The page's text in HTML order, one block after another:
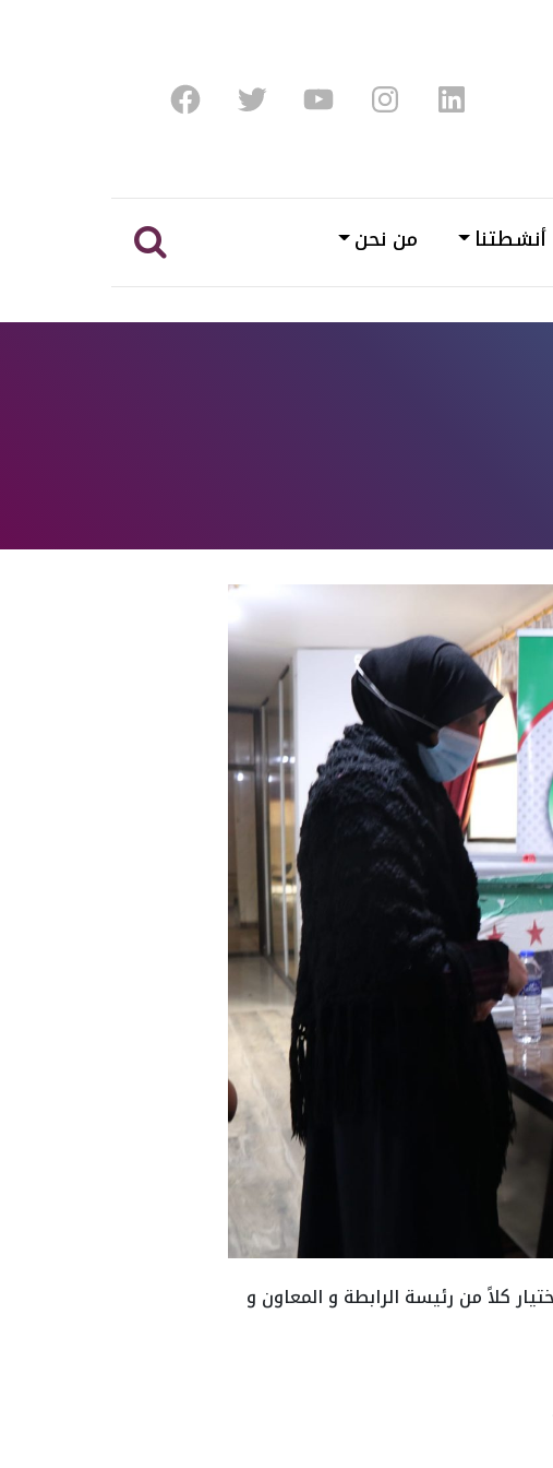
FacebookTwitterYoutubeInstagramLinkedin
أنشطتنا من نحن
كلاً من رئيسة الرابطة و المعاون و